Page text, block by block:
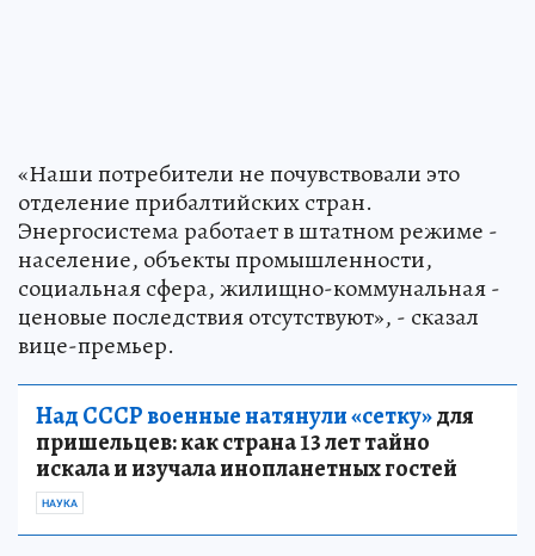
«Наши потребители не почувствовали это
отделение прибалтийских стран.
Энергосистема работает в штатном режиме -
население, объекты промышленности,
социальная сфера, жилищно-коммунальная -
ценовые последствия отсутствуют», - сказал
вице-премьер.
Над СССР военные натянули «сетку»для
пришельцев: как страна 13 лет тайно
искала и изучала инопланетных гостей
НАУКА